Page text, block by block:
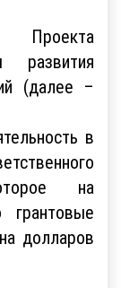
развития
(далее –
в
на
долларов